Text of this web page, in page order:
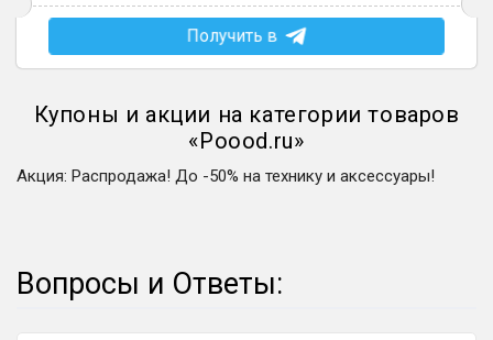
Получить в
Купоны и акции на категории товаров
«Poood.ru»
Акция: Распродажа! До -50% на технику и аксессуары!
Вопросы и Ответы: